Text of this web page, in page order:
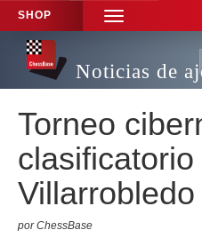
SHOP
TOGGLE
NAVIGATION
Noticias de
Torneo
por ChessBase